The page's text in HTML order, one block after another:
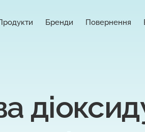
Бренди Повернення